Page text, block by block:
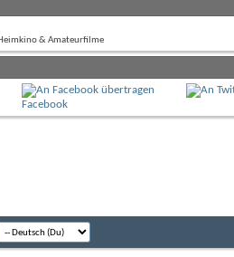
& Amateurfilme
Facebook